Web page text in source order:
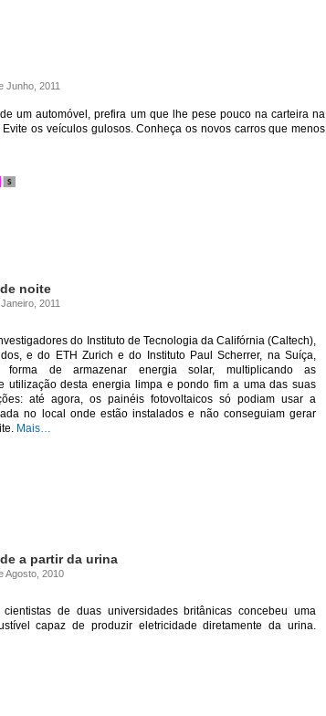
Junho, 2011
um automóvel, prefira um que lhe pese pouco na carteira na
Evite os veículos gulosos. Conheça os novos carros que menos
noite
2011
do Instituto de Tecnologia da Califórnia (Caltech),
e do ETH Zurich e do Instituto Paul Scherrer, na Suíça,
forma de armazenar energia solar, multiplicando as
utilização desta energia limpa e pondo fim a uma das suas
até agora, os painéis fotovoltaicos só podiam usar a
no local onde estão instalados e não conseguiam gerar
Mais…
a partir da urina
Agosto, 2010
de duas universidades britânicas concebeu uma
capaz de produzir eletricidade diretamente da urina.